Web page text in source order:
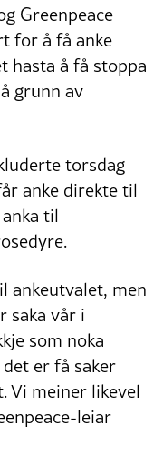
Greenpeace
for å få anke
hasta å få stoppa
grunn av
torsdag
anke direkte til
til
ankeutvalet, men
saka vår i
som noka
er få saker
Vi meiner likevel
leiar